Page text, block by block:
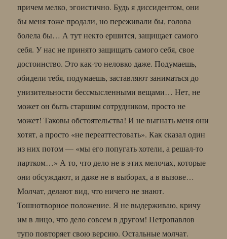
причем мелко, эгоистично. Будь я диссидентом, они
бы меня тоже продали, но переживали бы, голова
болела бы… А тут некто ершится, защищает самого
себя. У нас не принято защищать самого себя, свое
достоинство. Это как-то неловко даже. Подумаешь,
обидели тебя, подумаешь, заставляют заниматься до
унизительности бессмысленными вещами… Нет, не
может он быть старшим сотрудником, просто не
может! Таковы обстоятельства! И не выгнать меня они
хотят, а просто «не переаттестовать». Как сказал один
из них потом — «мы его попугать хотели, а решал-то
партком…» А то, что дело не в этих мелочах, которые
они обсуждают, и даже не в выборах, а в вызове…
Молчат, делают вид, что ничего не знают.
Тошнотворное положение. Я не выдерживаю, кричу
им в лицо, что дело совсем в другом! Петропавлов
тупо повторяет свою версию. Остальные молчат.